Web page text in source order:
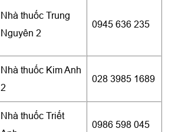
Nhà thuốc Trung
Nguyên 2
0945 636 235
Nhà thuốc Kim Anh
2
028 3985 1689
Nhà thuốc Triết
0986 598 045